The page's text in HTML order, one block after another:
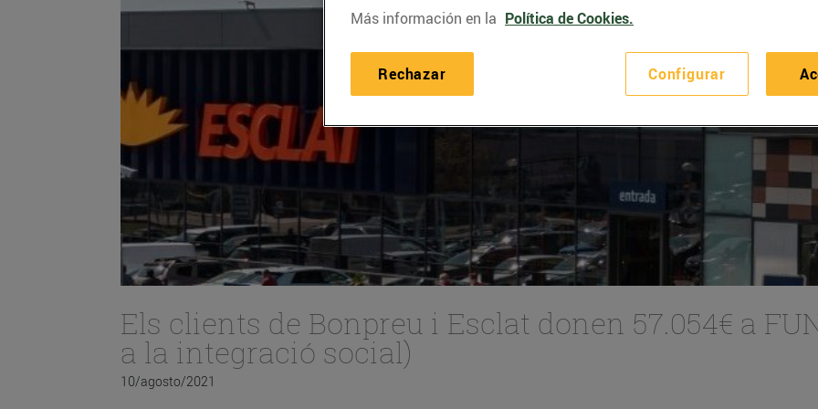
Els clients de Bonpreu i Esclat donen 57.054€ a
a la integració social)
10/agosto/2021
Más información en la Política de Cookies.
Configurar
Rechazar